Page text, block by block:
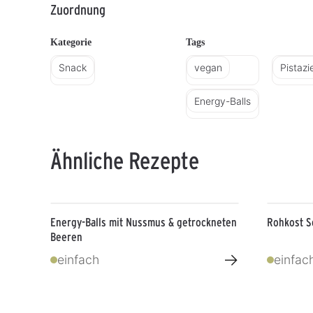
Zuordnung
Kategorie
Snack
Tags
vegan
Energy-Balls
Ähnliche Rezepte
Energy-Balls mit Nussmus & getrockneten
Beeren
einfach →
Rohkost